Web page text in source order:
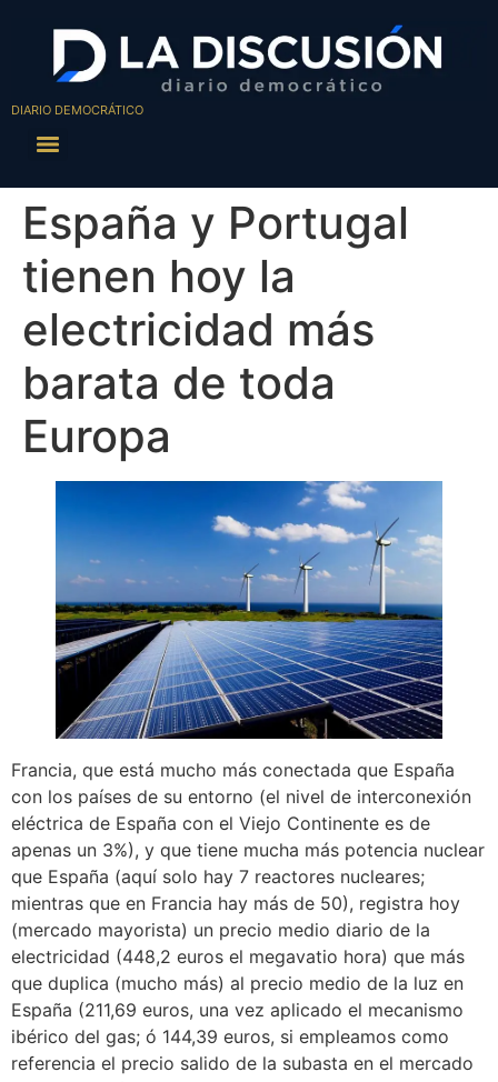
DIARIO DEMOCRÁTICO
España y Portugal
tienen hoy la
electricidad más
barata de toda
Europa
Francia, que está mucho más conectada que España
con los países de su entorno (el nivel de interconexión
eléctrica de España con el Viejo Continente es de
apenas un 3%), y que tiene mucha más potencia nuclear
que España (aquí solo hay 7 reactores nucleares;
mientras que en Francia hay más de 50), registra hoy
(mercado mayorista) un precio medio diario de la
electricidad (448,2 euros el megavatio hora) que más
que duplica (mucho más) al precio medio de la luz en
España (211,69 euros, una vez aplicado el mecanismo
ibérico del gas; ó 144,39 euros, si empleamos como
referencia el precio salido de la subasta en el mercado